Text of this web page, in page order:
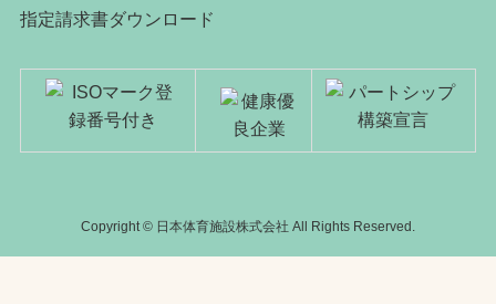
指定請求書ダウンロード
Copyright © 日本体育施設株式会社 All Rights Reserved.